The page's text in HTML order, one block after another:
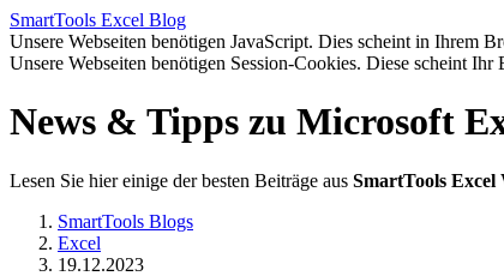
SmartTools Excel Blog
Unsere Webseiten benötigen JavaScript. Dies scheint in Ihrem
Unsere Webseiten benötigen Session-Cookies. Diese scheint
News & Tipps zu Microsoft
Lesen Sie hier einige der besten Beiträge aus SmartTools Excel
SmartTools Blogs
Excel
19.12.2023